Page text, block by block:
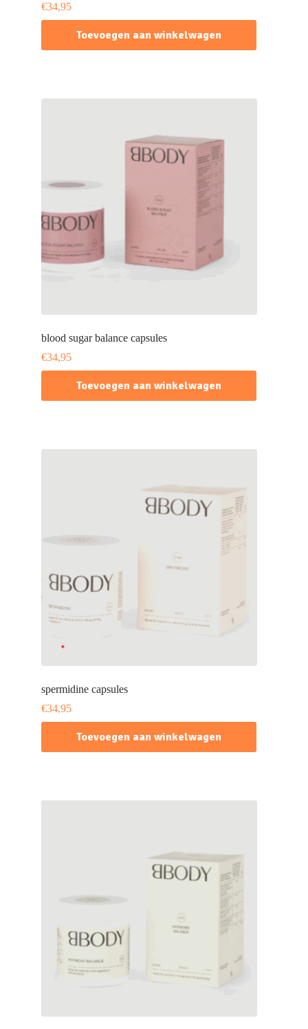
€34,95
Toevoegen aan winkelwagen
blood sugar balance capsules
€34,95
Toevoegen aan winkelwagen
spermidine capsules
€34,95
Toevoegen aan winkelwagen